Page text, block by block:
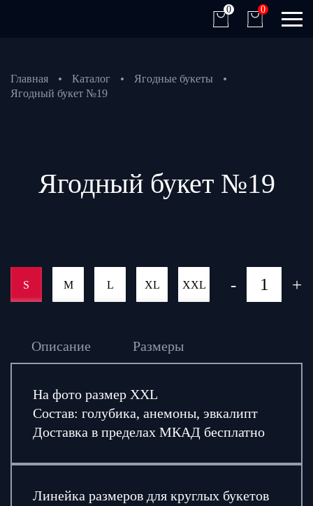
0 0
Главная Каталог
Ягодные букеты
Ягодный букет №19
Ягодный букет №19
S M L XL XXL - +
Описание Размеры
На фото размер XXL
Состав: голубика, анемоны, эвкалипт
Доставка в пределах МКАД бесплатно
Линейка размеров для круглых букетов